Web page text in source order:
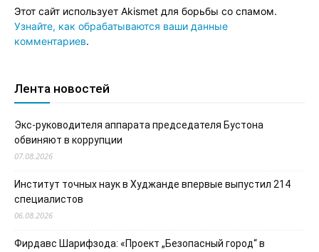
Этот сайт использует Akismet для борьбы со спамом.
Узнайте, как обрабатываются ваши данные
комментариев.
Лента новостей
Экс-руководителя аппарата председателя Бустона
обвиняют в коррупции
07.08.2026
Институт точных наук в Худжанде впервые выпустил 214
специалистов
06.08.2026
Фирдавс Шарифзода: «Проект „Безопасный город“ в